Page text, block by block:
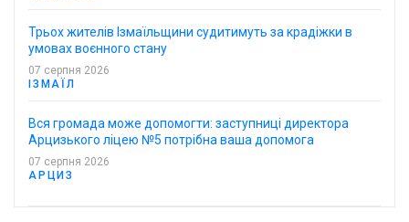
Трьох жителів Ізмаїльщини судитимуть за крадіжки в
умовах воєнного стану
07 серпня 2026
ІЗМАЇЛ
Вся громада може допомогти: заступниці директора
Арцизького ліцею №5 потрібна ваша допомога
07 серпня 2026
АРЦИЗ